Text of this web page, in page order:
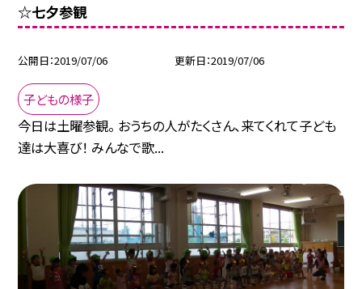
☆七夕参観
公開日 2019/07/06 更新日 2019/07/06
子どもの様子
今日は土曜参観。 おうちの人がたくさん、来てくれて子ども
達は大喜び！ みんなで歌...